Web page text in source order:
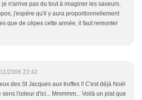
n'arrive pas du tout à imaginer les saveurs.
j'espère qu'il y aura proportionnellement
que de cèpes cette année, il faut remonter
2006 22:42
des St Jacques aux truffes !! C'est déjà Noël
sens l'odeur d'ici... Mmmmm... Voilà un plat que